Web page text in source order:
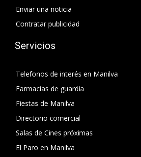
Enviar una noticia
Contratar publicidad
Servicios
Telefonos de interés en Manilva
Farmacias de guardia
Fiestas de Manilva
Directorio comercial
Salas de Cines próximas
El Paro en Manilva